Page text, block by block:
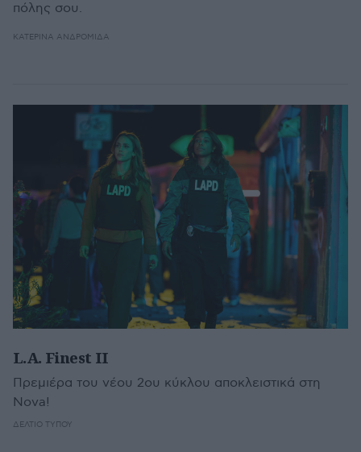
πόλης σου.
ΚΑΤΕΡΊΝΑ ΑΝΔΡΟΜΙΔΆ
L.A. Finest ΙΙ
Πρεμιέρα του νέου 2ου κύκλου αποκλειστικά στη
Nova!
ΔΕΛΤΊΟ ΤΎΠΟΥ